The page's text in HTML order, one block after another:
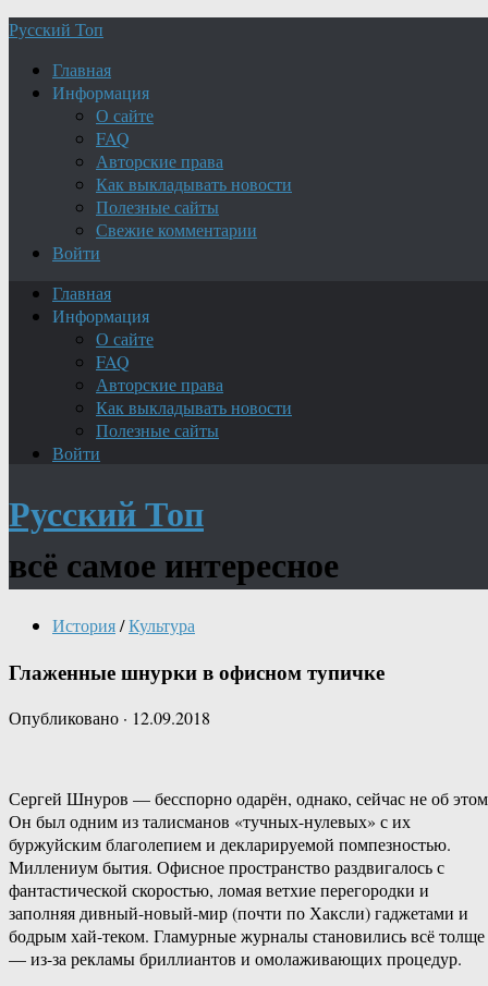
Русский Топ
Главная
Информация
О сайте
FAQ
Авторские права
Как выкладывать новости
Полезные сайты
Свежие комментарии
Войти
Главная
Информация
О сайте
FAQ
Авторские права
Как выкладывать новости
Полезные сайты
Войти
Русский Топ
всё самое интересное
История/Культура
Глаженные шнурки в офисном тупичке
Опубликовано · 12.09.2018
Сергей Шнуров — бесспорно одарён, однако, сейчас не об
Он был одним из талисманов «тучных-нулевых» с их
буржуйским благолепием и декларируемой помпезностью.
Миллениум бытия. Офисное пространство раздвигалось с
фантастической скоростью, ломая ветхие перегородки и
заполняя дивный-новый-мир (почти по Хаксли) гаджетами и
бодрым хай-теком. Гламурные журналы становились всё толще
— из-за рекламы бриллиантов и омолаживающих процедур.